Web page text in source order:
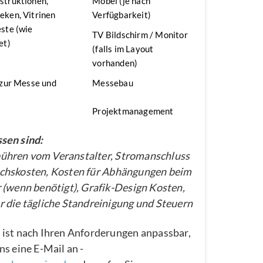
Vitrinen
(wie
Verfügbarkeit)
TV Bildschirm / Monitor
(falls im Layout
vorhanden)
Messe und
Messebau
Projektmanagement
sind:
vom Veranstalter, Stromanschluss
Kosten für Abhängungen beim
benötigt), Grafik-Design Kosten,
die tägliche Standreinigung und Steuern
nach Ihren Anforderungen anpassbar,
eine E-Mail an -